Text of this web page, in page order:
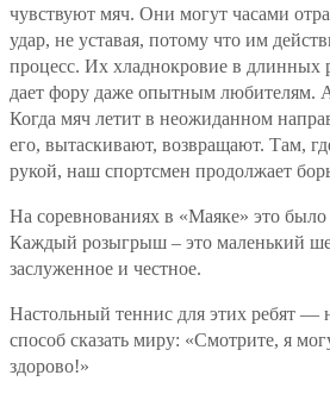
чувствуют мяч. Они могут часами
удар, не уставая, потому что им
процесс. Их хладнокровие в длинных
дает фору даже опытным любителям.
Когда мяч летит в неожиданном
его, вытаскивают, возвращают. Там,
рукой, наш спортсмен продолжает
На соревнованиях в «Маяке» это
Каждый розыгрыш – это маленький
заслуженное и честное.
Настольный теннис для этих ребят —
способ сказать миру: «Смотрите, я
здорово!»